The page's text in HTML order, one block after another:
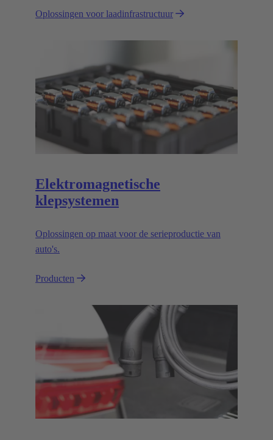
Oplossingen voor laadinfrastructuur
Elektromagnetische
klepsystemen
Oplossingen op maat voor de serieproductie van
auto's.
Producten